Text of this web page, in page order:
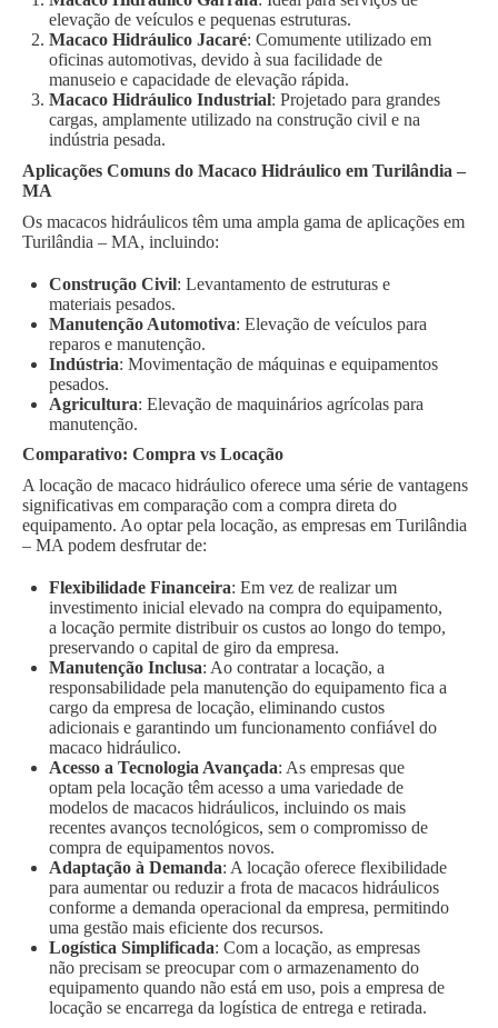
elevação de veículos e pequenas estruturas.
Macaco Hidráulico Jacaré: Comumente utilizado em
oficinas automotivas, devido à sua facilidade de
manuseio e capacidade de elevação rápida.
Macaco Hidráulico Industrial: Projetado para grandes
cargas, amplamente utilizado na construção civil e na
indústria pesada.
Aplicações Comuns do Macaco Hidráulico em Turilândia –
MA
Os macacos hidráulicos têm uma ampla gama de aplicações em
Turilândia – MA, incluindo:
Construção Civil: Levantamento de estruturas e
materiais pesados.
Manutenção Automotiva: Elevação de veículos para
reparos e manutenção.
Indústria: Movimentação de máquinas e equipamentos
pesados.
Agricultura: Elevação de maquinários agrícolas para
manutenção.
Comparativo: Compra vs Locação
A locação de macaco hidráulico oferece uma série de vantagens
significativas em comparação com a compra direta do
equipamento. Ao optar pela locação, as empresas em Turilândia
– MA podem desfrutar de:
Flexibilidade Financeira: Em vez de realizar um
investimento inicial elevado na compra do equipamento,
a locação permite distribuir os custos ao longo do tempo,
preservando o capital de giro da empresa.
Manutenção Inclusa: Ao contratar a locação, a
responsabilidade pela manutenção do equipamento fica a
cargo da empresa de locação, eliminando custos
adicionais e garantindo um funcionamento confiável do
macaco hidráulico.
Acesso a Tecnologia Avançada: As empresas que
optam pela locação têm acesso a uma variedade de
modelos de macacos hidráulicos, incluindo os mais
recentes avanços tecnológicos, sem o compromisso de
compra de equipamentos novos.
Adaptação à Demanda: A locação oferece flexibilidade
para aumentar ou reduzir a frota de macacos hidráulicos
conforme a demanda operacional da empresa, permitindo
uma gestão mais eficiente dos recursos.
Logística Simplificada: Com a locação, as empresas
não precisam se preocupar com o armazenamento do
equipamento quando não está em uso, pois a empresa de
locação se encarrega da logística de entrega e retirada.